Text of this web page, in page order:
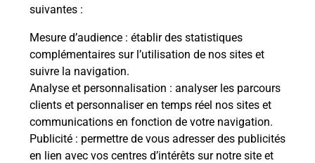
suivantes :
Mesure d’audience : établir des statistiques
complémentaires sur l’utilisation de nos sites et
suivre la navigation.
Analyse et personnalisation : analyser les parcours
clients et personnaliser en temps réel nos sites et
communications en fonction de votre navigation.
Publicité : permettre de vous adresser des publicités
en lien avec vos centres d’intérêts sur notre site et
Boîte aux lettres La Poste
Prochaine collecte du courrierlundià 09h00
9 Rue De Guebwiller
68500 Merxheim
Le lien s'ouvre dans un nouvel onglet